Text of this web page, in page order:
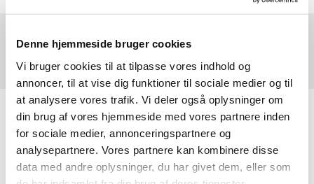
Denne hjemmeside bruger cookies
Vi bruger cookies til at tilpasse vores indhold og
annoncer, til at vise dig funktioner til sociale medier og til
at analysere vores trafik. Vi deler også oplysninger om
din brug af vores hjemmeside med vores partnere inden
for sociale medier, annonceringspartnere og
analysepartnere. Vores partnere kan kombinere disse
data med andre oplysninger, du har givet dem, eller som
Kontakt
Information
Tårnby Bøger & papir
Tårnby Torv 7
2770 Kastrup